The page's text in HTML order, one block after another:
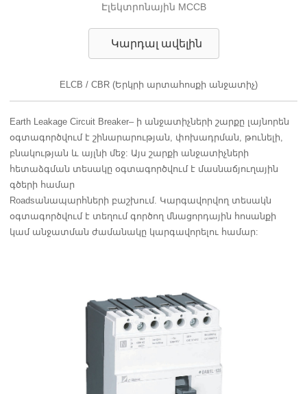
Էլեկտրոնային MCCB
Կարդալ ավելին
ELCB / CBR (Երկրի արտահոսքի անջատիչ)
Earth Leakage Circuit Breaker– ի անջատիչների շարքը լայնորեն
օգտագործվում է շինարարության, փոխադրման, թունելի,
բնակության և այլնի մեջ: Այս շարքի անջատիչների
հետաձգման տեսակը օգտագործվում է մասնաճյուղային
գծերի համար
Roadsանապարհների բաշխում. Կարգավորվող տեսակն
օգտագործվում է տեղում գործող մնացորդային հոսանքի
կամ անջատման ժամանակը կարգավորելու համար: